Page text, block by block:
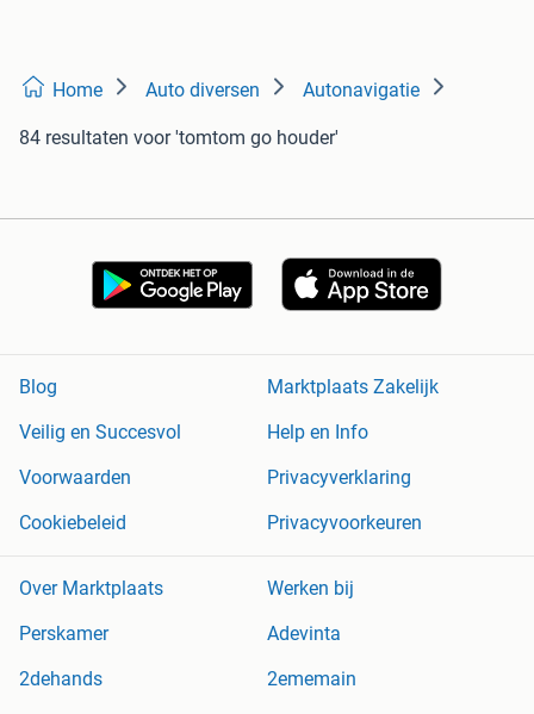
Home Auto diversen Autonavigatie
84 resultaten voor 'tomtom go houder'
Blog
Marktplaats Zakelijk
Veilig en Succesvol
Help en Info
Voorwaarden
Privacyverklaring
Cookiebeleid
Privacyvoorkeuren
Over Marktplaats
Werken bij
Perskamer
Adevinta
2dehands
2ememain